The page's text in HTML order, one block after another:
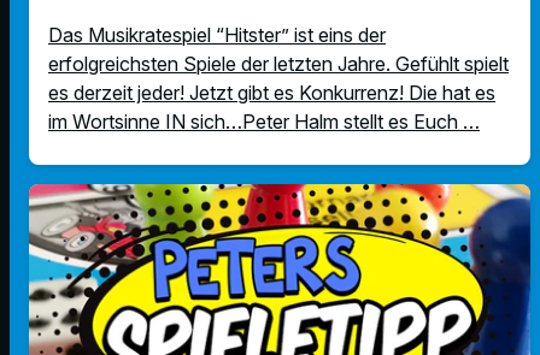
Das Musikratespiel “Hitster” ist eins der
erfolgreichsten Spiele der letzten Jahre. Gefühlt spielt
es derzeit jeder! Jetzt gibt es Konkurrenz! Die hat es
im Wortsinne IN sich…Peter Halm stellt es Euch …